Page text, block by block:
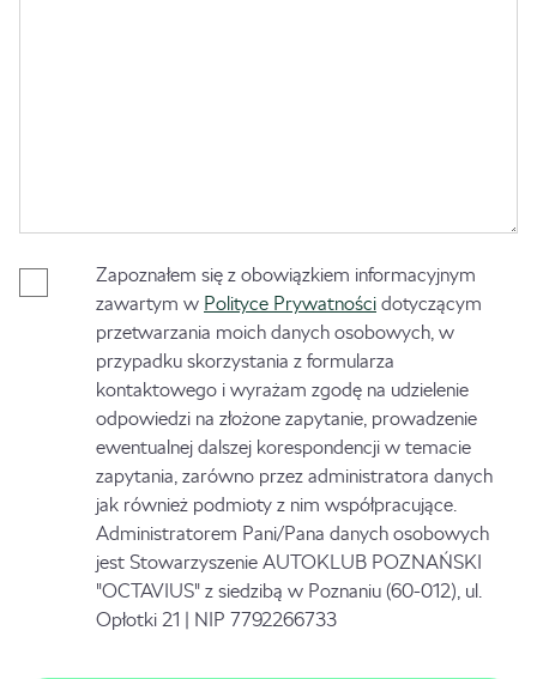
Zapoznałem się z obowiązkiem informacyjnym
zawartym w Polityce Prywatności dotyczącym
przetwarzania moich danych osobowych, w
przypadku skorzystania z formularza
kontaktowego i wyrażam zgodę na udzielenie
odpowiedzi na złożone zapytanie, prowadzenie
ewentualnej dalszej korespondencji w temacie
zapytania, zarówno przez administratora danych
jak również podmioty z nim współpracujące.
Administratorem Pani/Pana danych osobowych
jest Stowarzyszenie AUTOKLUB POZNAŃSKI
"OCTAVIUS" z siedzibą w Poznaniu (60-012), ul.
Opłotki 21 | NIP 7792266733